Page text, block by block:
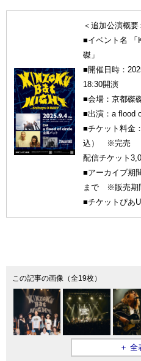
＜追加公演概要
■イベント名 「
磔」
■開催日時：
18:30開演
■会場：京都磔
■出演：a flood
■チケット料金
込） ※完売
配信チケット
■アーカイブ期
まで ※販売期
■チケットぴあ
この記事の画像（全19枚）
＋ 全